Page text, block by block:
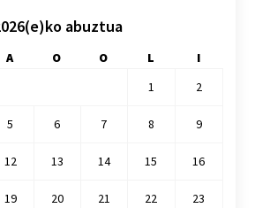
abuztua
A O O L
I
1
2
5 6 7 8 9
12 13 14 15 16
19 20 21 22 23